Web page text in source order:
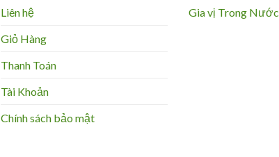
Liên hệ
Giỏ Hàng
Thanh Toán
Tài Khoản
Chính sách bảo mật
Gia vị Trong Nước